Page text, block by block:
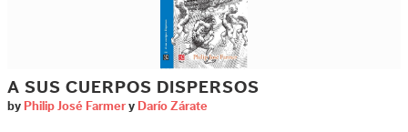
A SUS CUERPOS DISPERSOS
by Philip José Farmer y Darío Zárate